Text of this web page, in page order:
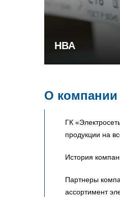
НВА
О компании
ГК
продукции на
История
Партнеры
ассортимент